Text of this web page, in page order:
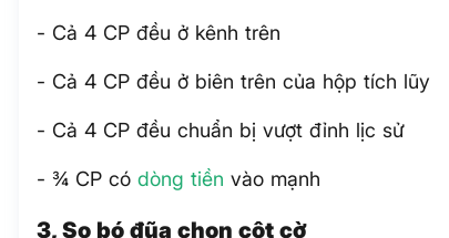
- Cả 4 CP đều ở kênh trên
- Cả 4 CP đều ở biên trên của hộp tích lũy
- Cả 4 CP đều chuẩn bị vượt đỉnh lịc sử
- ¾ CP códòng tiền vào mạnh
3, So bó đũa chọn cột cờ